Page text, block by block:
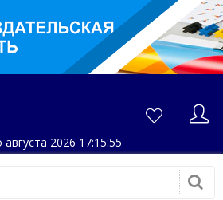
августа 2026 17:15:55